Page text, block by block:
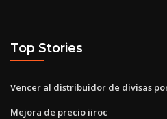
Top Stories
Vencer al distribuidor de divisas
Mejora de precio iiroc